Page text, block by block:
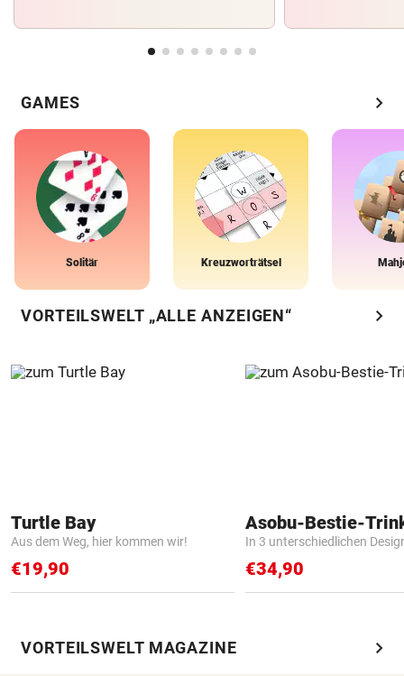
GAMES chevron_right
Solitär Kreuzworträtsel
VORTEILSWELT „ALLE ANZEIGEN“ chevron_right
Turtle Bay
Aus dem Weg, hier kommen wir!
€19,90
Asobu-Bestie-
In 3 unterschiedlichen
€34,90
VORTEILSWELT MAGAZINE chevron_right